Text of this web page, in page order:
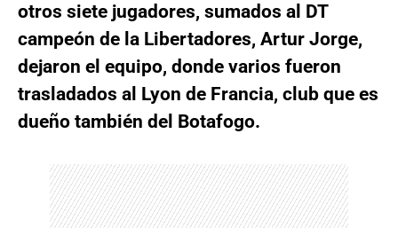
otros siete jugadores, sumados al DT
campeón de la Libertadores, Artur Jorge,
dejaron el equipo, donde varios fueron
trasladados al Lyon de Francia, club que es
dueño también del Botafogo.